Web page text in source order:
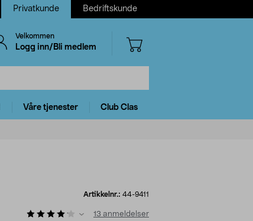
Privatkunde Bedriftskunde
Velkommen
Logg inn/Bli medlem
Våre tjenester Club Clas
Artikkelnr.: 44-9411
13 anmeldelser